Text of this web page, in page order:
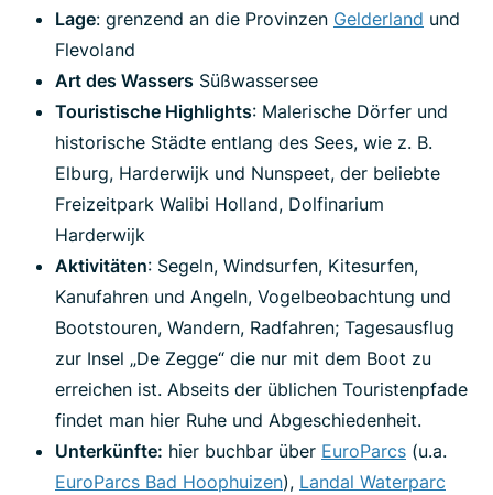
Lage: grenzend an die Provinzen Gelderland und
Flevoland
Art des Wassers Süßwassersee
Touristische Highlights: Malerische Dörfer und
historische Städte entlang des Sees, wie z. B.
Elburg, Harderwijk und Nunspeet, der beliebte
Freizeitpark Walibi Holland, Dolfinarium
Harderwijk
Aktivitäten: Segeln, Windsurfen, Kitesurfen,
Kanufahren und Angeln, Vogelbeobachtung und
Bootstouren, Wandern, Radfahren; Tagesausflug
zur Insel „De Zegge“ die nur mit dem Boot zu
erreichen ist. Abseits der üblichen Touristenpfade
findet man hier Ruhe und Abgeschiedenheit.
Unterkünfte: hier buchbar über EuroParcs (u.a.
EuroParcs Bad Hoophuizen), Landal Waterparc